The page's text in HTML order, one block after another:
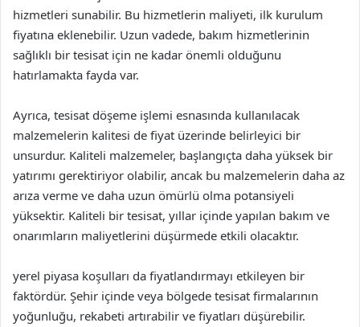
hizmetleri sunabilir. Bu hizmetlerin maliyeti, ilk kurulum
fiyatına eklenebilir. Uzun vadede, bakım hizmetlerinin
sağlıklı bir tesisat için ne kadar önemli olduğunu
hatırlamakta fayda var.
Ayrıca, tesisat döşeme işlemi esnasında kullanılacak
malzemelerin kalitesi de fiyat üzerinde belirleyici bir
unsurdur. Kaliteli malzemeler, başlangıçta daha yüksek bir
yatırımı gerektiriyor olabilir, ancak bu malzemelerin daha az
arıza verme ve daha uzun ömürlü olma potansiyeli
yüksektir. Kaliteli bir tesisat, yıllar içinde yapılan bakım ve
onarımların maliyetlerini düşürmede etkili olacaktır.
yerel piyasa koşulları da fiyatlandırmayı etkileyen bir
faktördür. Şehir içinde veya bölgede tesisat firmalarının
yoğunluğu, rekabeti artırabilir ve fiyatları düşürebilir.